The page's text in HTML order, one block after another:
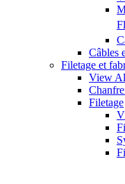
Câbles
Filetage et
View
Filetage